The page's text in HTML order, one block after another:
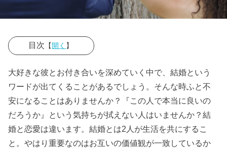
目次 【開く 】
› 確認するべき
結婚相手の価
値観①家事へ
の理解
› 確認するべき
結婚相手の価
大好きな彼とお付き合いを深めていく中で、結婚という
ワードが出てくることがあるでしょう。そんな時ふと不
安になることはありませんか？『この人で本当に良いの
だろうか』という気持ちが拭えない人はいませんか？結
婚と恋愛は違います。結婚とは2人が生活を共にするこ
と。やはり重要なのはお互いの価値観が一致しているか